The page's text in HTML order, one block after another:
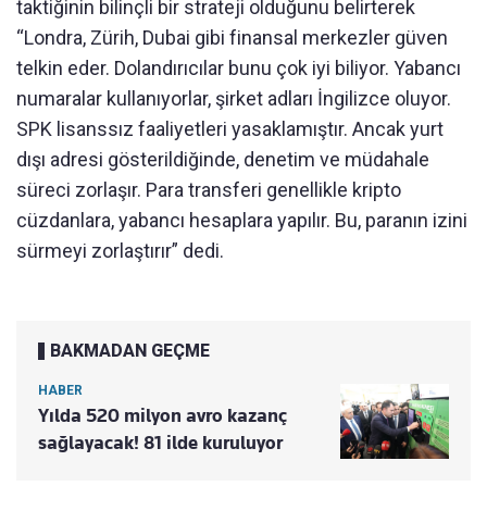
taktiğinin bilinçli bir strateji olduğunu belirterek
“Londra, Zürih, Dubai gibi finansal merkezler güven
telkin eder. Dolandırıcılar bunu çok iyi biliyor. Yabancı
numaralar kullanıyorlar, şirket adları İngilizce oluyor.
SPK lisanssız faaliyetleri yasaklamıştır. Ancak yurt
dışı adresi gösterildiğinde, denetim ve müdahale
süreci zorlaşır. Para transferi genellikle kripto
cüzdanlara, yabancı hesaplara yapılır. Bu, paranın izini
sürmeyi zorlaştırır” dedi.
BAKMADAN GEÇME
HABER
Yılda 520 milyon avro kazanç
sağlayacak! 81 ilde kuruluyor